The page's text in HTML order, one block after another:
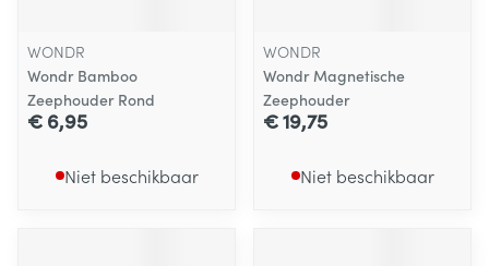
WONDR
Wondr Bamboo
Zeephouder Rond
€ 6,95
Niet beschikbaar
WONDR
Wondr Magnetische
Zeephouder
€ 19,75
Niet beschikbaar